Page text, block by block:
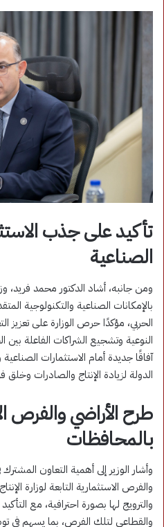
تأكيد على جذب
الصناعية
ومن جانبه، أشاد الدكتور محمد فريد،
بالإمكانات الصناعية والتكنولوجية
الحربي، مؤكدًا حرص الوزارة على تعزيز
النوعية وتشجيع الشراكات الفاعلة
آفاقًا جديدة أمام الاستثمارات
الدولة لزيادة الإنتاج والصادرات
طرح الأراضي والفرص
بالمحافظات
وأشار الوزير إلى أهمية التعاون
والفرص الاستثمارية التابعة لوزارة
والترويج لها بصورة احترافية، مع
والقطاعي لتلك الفرص، بما يسهم في